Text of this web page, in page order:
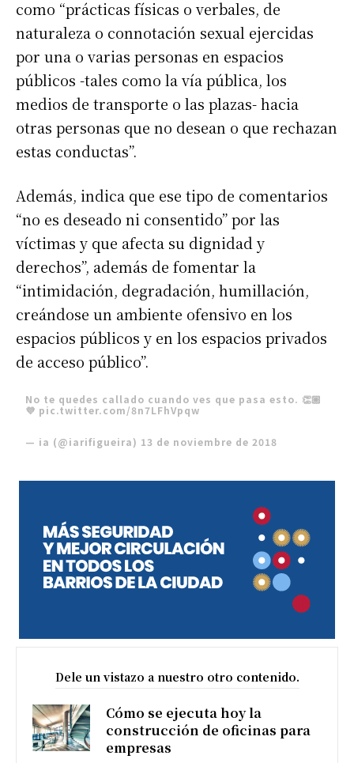
como “prácticas físicas o verbales, de
naturaleza o connotación sexual ejercidas
por una o varias personas en espacios
públicos -tales como la vía pública, los
medios de transporte o las plazas- hacia
otras personas que no desean o que rechazan
estas conductas”.
Además, indica que ese tipo de comentarios
“no es deseado ni consentido” por las
víctimas y que afecta su dignidad y
derechos”, además de fomentar la
“intimidación, degradación, humillación,
creándose un ambiente ofensivo en los
espacios públicos y en los espacios privados
de acceso público”.
No te quedes callado cuando ves que pasa esto. 👏🏼
💜 pic.twitter.com/8n7LFhVpqw
— ia (@iarifigueira) 13 de noviembre de 2018
Dele un vistazo a nuestro otro contenido.
Cómo se ejecuta hoy la
construcción de oficinas para
empresas